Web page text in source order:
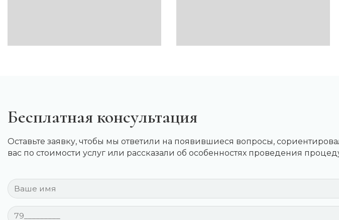
Бесплатная консультация
Оставьте заявку, чтобы мы ответили на появившиеся вопросы,
вас по стоимости услуг или рассказали об особенностях проведения